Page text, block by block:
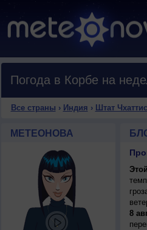
Погода в Корбе на
Все страны › Индия › Штат
МЕТЕОНОВА
8